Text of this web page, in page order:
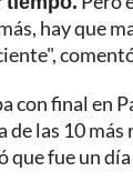
hay que
con final en
de las 10
que fue un